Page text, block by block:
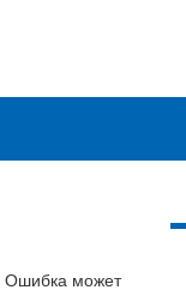
Ошибка может